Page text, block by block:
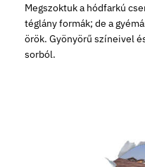
Megszoktuk a hódfarkú
téglány formák; de a
örök. Gyönyörű színeivel
sorból.